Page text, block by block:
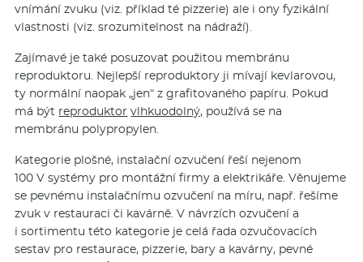
vnímání zvuku (viz. příklad té pizzerie) ale i ony fyzikální
vlastnosti (viz. srozumitelnost na nádraží).
Zajímavé je také posuzovat použitou membránu
reproduktoru. Nejlepší reproduktory ji mívají kevlarovou,
ty normální naopak „jen“ z grafitovaného papíru. Pokud
má být reproduktor vlhkuodolný, používá se na
membránu polypropylen.
Kategorie plošné, instalační ozvučení řeší nejenom
100 V systémy pro montážní firmy a elektrikáře. Věnujeme
se pevnému instalačnímu ozvučení na míru, např. řešíme
zvuk v restauraci či kavárně. V návrzích ozvučení a
i sortimentu této kategorie je celá řada ozvučovacích
sestav pro restaurace, pizzerie, bary a kavárny, pevné